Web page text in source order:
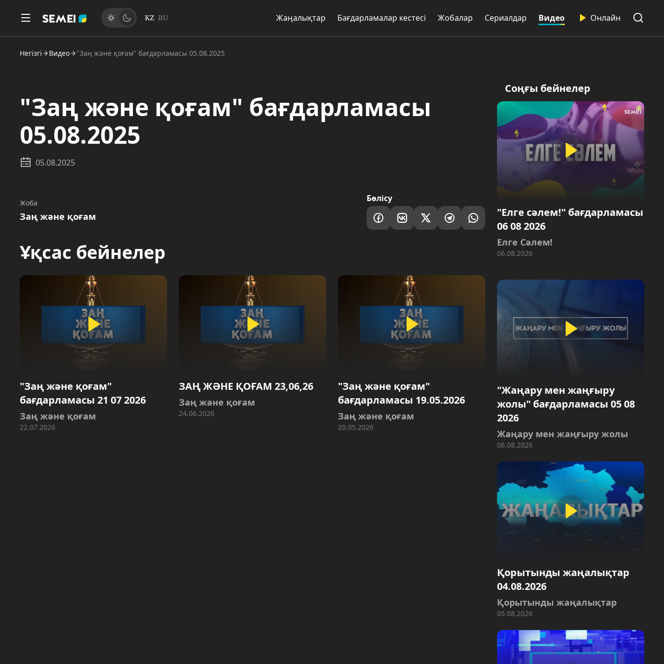
KZ RU Жаңалықтар Бағдарламалар кестесі Жобалар Сериалдар Видео Онлайн
Негізгі Видео "Заң және қоғам" бағдарламасы 05.08.2025
"Заң және қоғам" бағдарламасы
05.08.2025
05.08.2025
Жоба
Заң және қоғам
Бөлісу
Ұқсас бейнелер
"Заң және қоғам"
бағдарламасы 21 07 2026
Заң және қоғам
22.07.2026
ЗАҢ ЖӘНЕ ҚОҒАМ 23,06,26
Заң және қоғам
24.06.2026
"Заң және қоғам"
бағдарламасы 19.05.2026
Заң және қоғам
20.05.2026
Соңғы бейнелер
"Елге сәлем!" бағдарламасы
06 08 2026
Елге Сәлем!
06.08.2026
"Жаңару мен жаңғыру
жолы" бағдарламасы 05 08
2026
Жаңару мен жаңғыру жолы
06.08.2026
Қорытынды жаңалықтар
04.08.2026
Қорытынды жаңалықтар
05.08.2026